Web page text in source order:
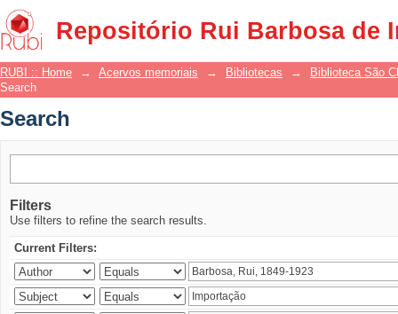
Repositório Rui Barbosa de
Search
RUBI :: Home → Acervos memoriais → Bibliotecas →
Biblioteca São
Search
Search
Filters
Use filters to refine the search results.
Current Filters: